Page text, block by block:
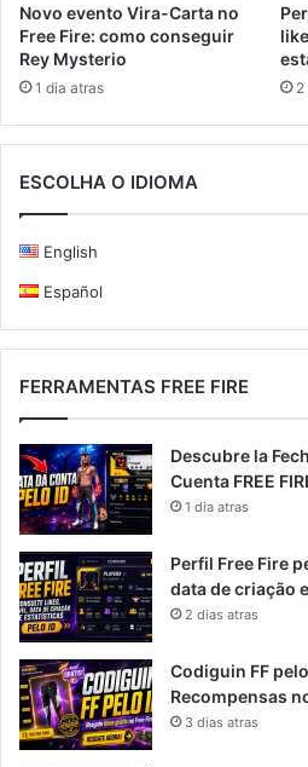
Novo evento Vira-Carta no
Free Fire: como conseguir
Rey Mysterio
1 dia atras 2
ESCOLHA O IDIOMA
English
Español
FERRAMENTAS FREE FIRE
Descubre la
Cuenta FREE
1 dia atras
Perfil Free Fire
data de criação
2 dias atras
Codiguin FF
Recompensas
3 dias atras